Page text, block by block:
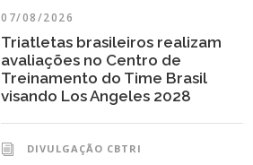
07/08/2026
Triatletas brasileiros realizam
avaliações no Centro de
Treinamento do Time Brasil
visando Los Angeles 2028
DIVULGAÇÃO CBTRI